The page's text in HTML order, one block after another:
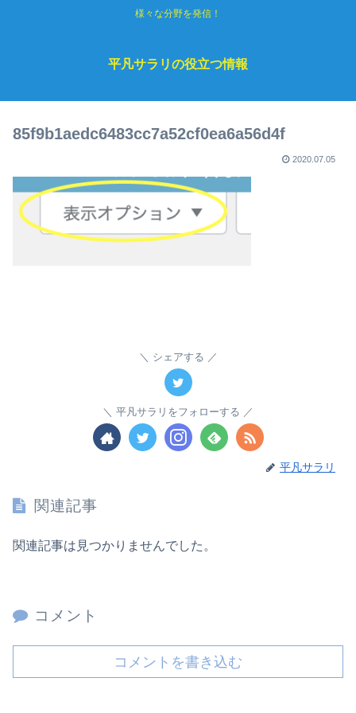
様々な分野を発信！
平凡サラリの役立つ情報
85f9b1aedc6483cc7a52cf0ea6a56d4f
2020.07.05
シェアする
平凡サラリをフォローする
平凡サラリ
関連記事
関連記事は見つかりませんでした。
コメント
コメントを書き込む